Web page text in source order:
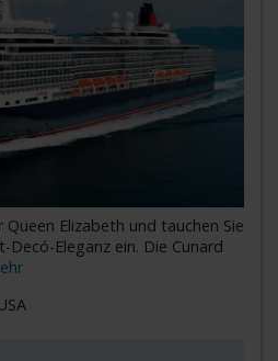
Elizabeth und tauchen Sie
Decó-Eleganz ein. Die Cunard